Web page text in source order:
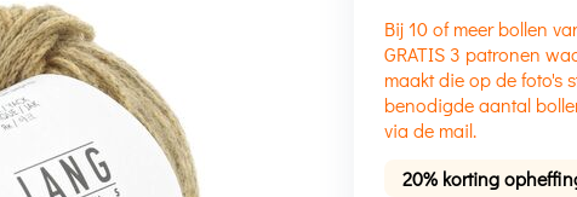
Bij 10 of meer bollen
GRATIS 3 patronen
maakt die op de foto's
benodigde aantal
via de mail.
20% korting